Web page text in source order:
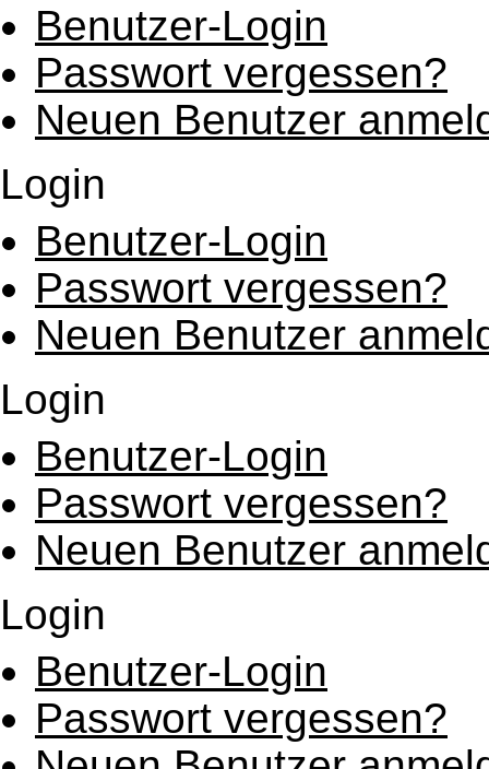
Benutzer-Login
Passwort vergessen?
Neuen Benutzer
Login
Benutzer-Login
Passwort vergessen?
Neuen Benutzer
Login
Benutzer-Login
Passwort vergessen?
Neuen Benutzer
Login
Benutzer-Login
Passwort vergessen?